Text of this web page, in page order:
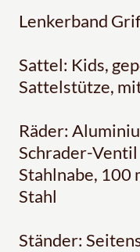
Lenkerband
Sattel: Kids,
Sattelstütze,
Räder:
Schrader-Ventil
Stahlnabe, 100
Stahl
Ständer: